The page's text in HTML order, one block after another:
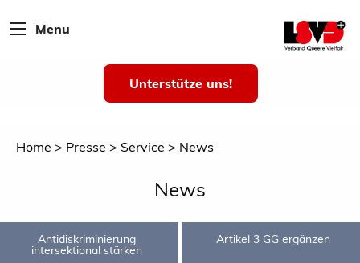
Menu
Unterstütze uns!
Home Presse Service News
News
Antidiskriminierung
intersektional stärken
Artikel 3 GG ergänzen